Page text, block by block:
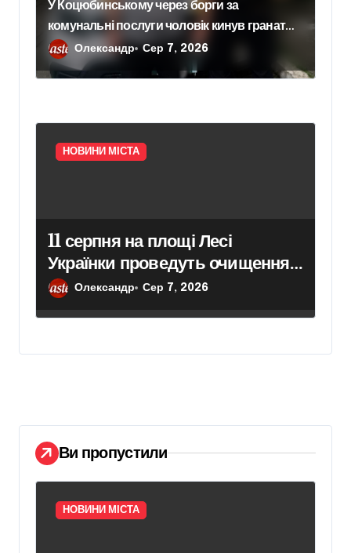
У Коцюбинському через борги за
комунальні послуги чоловік кинув гранату в
офіс підприємства
Олександр Сер 7, 2026
НОВИНИ МІСТА
11 серпня на площі Лесі
Українки проведуть очищення
пам’ятника поетесі
Олександр Сер 7, 2026
Ви пропустили
НОВИНИ МІСТА